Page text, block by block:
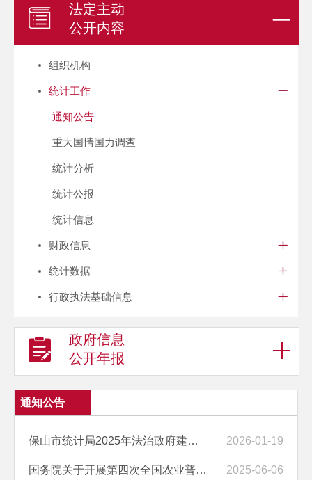
法定主动
公开内容
组织机构
统计工作
通知公告
重大国情国力调查
统计分析
统计公报
统计信息
财政信息
统计数据
行政执法基础信息
政府信息
公开年报
通知公告
保山市统计局2025年法治政府建设情况 2026-01-19
国务院关于开展第四次全国农业普查的通知 2025-06-06